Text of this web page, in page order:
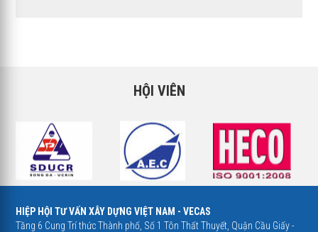
HỘI VIÊN
HIỆP HỘI TƯ VẤN XÂY DỰNG VIỆT NAM - VECAS
Tầng 6 Cung Trí thức Thành phố, Số 1 Tôn Thất Thuyết, Quận Cầu Giấy -